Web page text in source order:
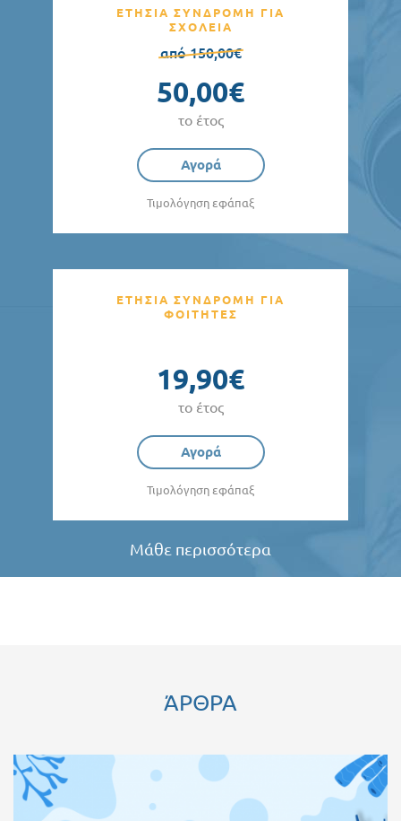
ΕΤΗΣΙΑ ΣΥΝΔΡΟΜΗ ΓΙΑ
ΣΧΟΛΕΙΑ
από 150,00€
50,00€
το έτος
Αγορά
Τιμολόγηση εφάπαξ
ΕΤΗΣΙΑ ΣΥΝΔΡΟΜΗ ΓΙΑ
ΦΟΙΤΗΤΕΣ
19,90€
το έτος
Αγορά
Τιμολόγηση εφάπαξ
Μάθε περισσότερα
ΆΡΘΡΑ